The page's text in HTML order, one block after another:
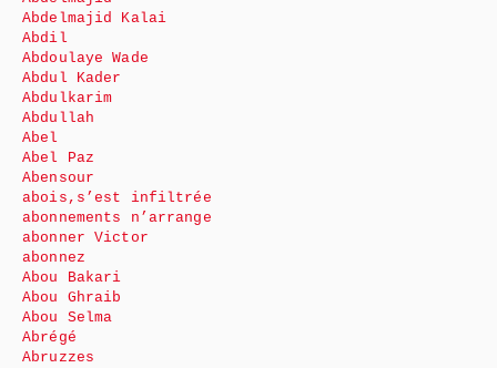
Abdelmajid Kalai
Abdil
Abdoulaye Wade
Abdul Kader
Abdulkarim
Abdullah
Abel
Abel Paz
Abensour
abois,s’est infiltrée
abonnements n’arrange
abonner Victor
abonnez
Abou Bakari
Abou Ghraib
Abou Selma
Abrégé
Abruzzes